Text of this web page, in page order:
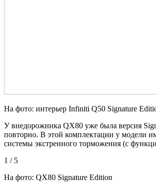
На фото: интерьер Infiniti Q50 Signature
У внедорожника QX80 уже была версия
повторно. В этой комплектации у модели
системы экстренного торможения (с
1 / 5
На фото: QX80 Signature Edition